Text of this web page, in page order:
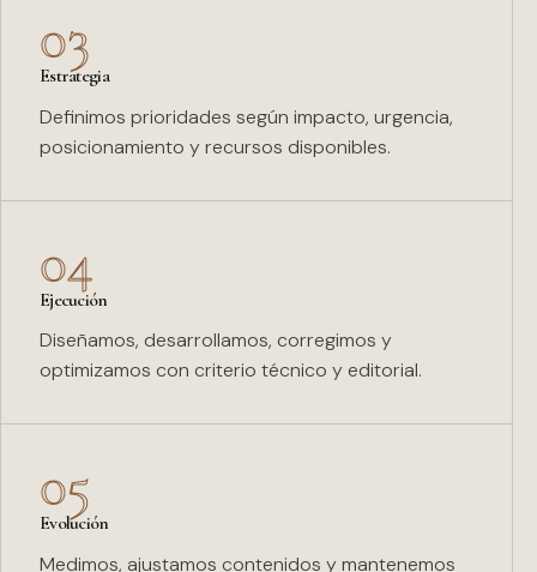
03
Estrategia
Definimos prioridades según impacto, urgencia,
posicionamiento y recursos disponibles.
04
Ejecución
Diseñamos, desarrollamos, corregimos y
optimizamos con criterio técnico y editorial.
05
Evolución
Medimos, ajustamos contenidos y mantenemos